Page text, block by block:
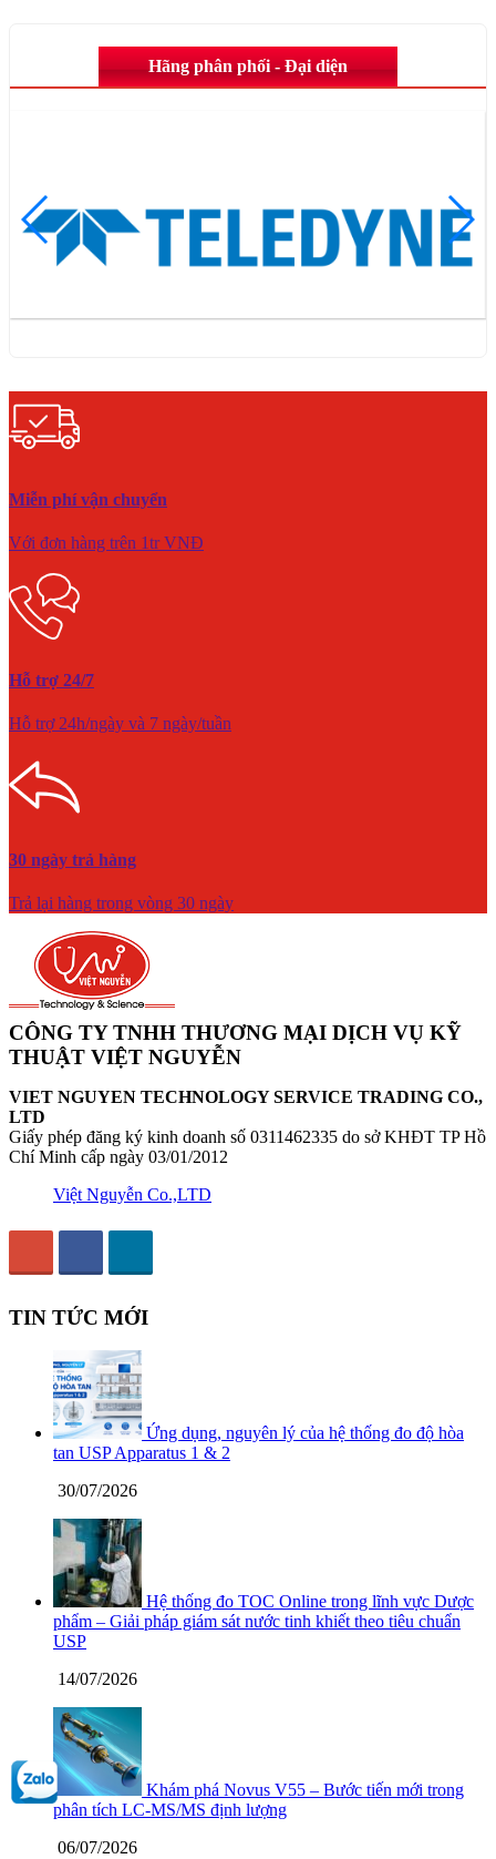
Hãng phân phối - Đại diện
Miễn phí vận chuyển
Với đơn hàng trên 1tr VNĐ
Hỗ trợ 24/7
Hỗ trợ 24h/ngày và 7 ngày/tuần
30 ngày trả hàng
Trả lại hàng trong vòng 30 ngày
CÔNG TY TNHH THƯƠNG MẠI DỊCH VỤ KỸ
THUẬT VIỆT NGUYỄN
VIET NGUYEN TECHNOLOGY SERVICE TRADING CO.,
LTD
Giấy phép đăng ký kinh doanh số 0311462335 do sở KHĐT TP Hồ
Chí Minh cấp ngày 03/01/2012
Việt Nguyễn Co.,LTD
TIN TỨC MỚI
Ứng dụng, nguyên lý của hệ thống đo độ hòa
tan USP Apparatus 1 & 2
30/07/2026
Hệ thống đo TOC Online trong lĩnh vực Dược
phẩm – Giải pháp giám sát nước tinh khiết theo tiêu chuẩn
USP
14/07/2026
Khám phá Novus V55 – Bước tiến mới trong
phân tích LC-MS/MS định lượng
06/07/2026